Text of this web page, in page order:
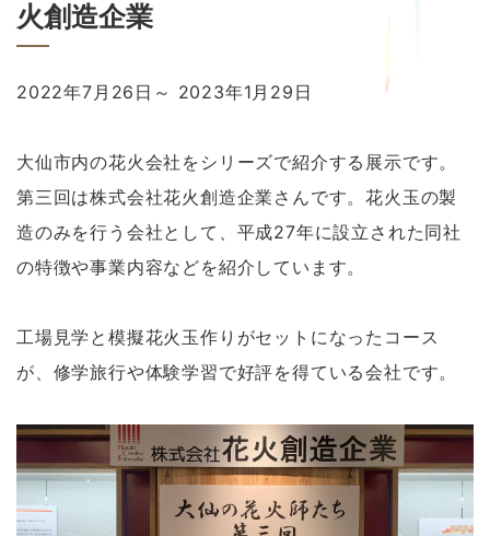
火創造企業
2022年7月26日 ～ 2023年1月29日
大仙市内の花火会社をシリーズで紹介する展示です。
第三回は株式会社花火創造企業さんです。花火玉の製
造のみを行う会社として、平成27年に設立された同社
の特徴や事業内容などを紹介しています。
工場見学と模擬花火玉作りがセットになったコース
が、修学旅行や体験学習で好評を得ている会社です。